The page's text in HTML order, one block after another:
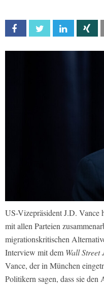
Facebook Twitter Linkedin
US-Vizepräsident J.D. Vance
mit allen Parteien
migrationskritischen
Interview mit dem Wall Street
Vance, der in München
Politikern sagen, dass sie